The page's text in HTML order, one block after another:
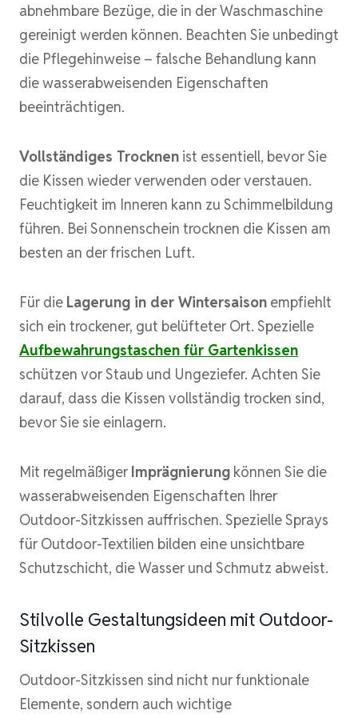
abnehmbare Bezüge, die in der Waschmaschine
gereinigt werden können. Beachten Sie unbedingt
die Pflegehinweise – falsche Behandlung kann
die wasserabweisenden Eigenschaften
beeinträchtigen.
Vollständiges Trocknen ist essentiell, bevor Sie
die Kissen wieder verwenden oder verstauen.
Feuchtigkeit im Inneren kann zu Schimmelbildung
führen. Bei Sonnenschein trocknen die Kissen am
besten an der frischen Luft.
Für die Lagerung in der Wintersaison empfiehlt
sich ein trockener, gut belüfteter Ort. Spezielle
Aufbewahrungstaschen für Gartenkissen
schützen vor Staub und Ungeziefer. Achten Sie
darauf, dass die Kissen vollständig trocken sind,
bevor Sie sie einlagern.
Mit regelmäßigerImprägnierung können Sie die
wasserabweisenden Eigenschaften Ihrer
Outdoor-Sitzkissen auffrischen. Spezielle Sprays
für Outdoor-Textilien bilden eine unsichtbare
Schutzschicht, die Wasser und Schmutz abweist.
Stilvolle Gestaltungsideen mit Outdoor-
Sitzkissen
Outdoor-Sitzkissen sind nicht nur funktionale
Elemente, sondern auch wichtige